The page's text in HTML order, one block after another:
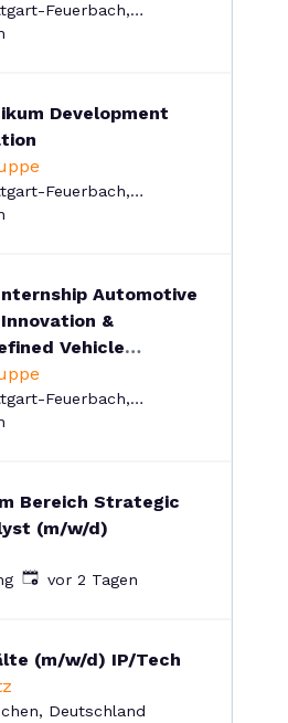
Feuerbach,
Development
Feuerbach,
Automotive
&
Vehicle
Feuerbach,
Bereich Strategic
(m/w/d)
Veröffentlicht:
vor 2 Tagen
(m/w/d) IP/Tech
Deutschland